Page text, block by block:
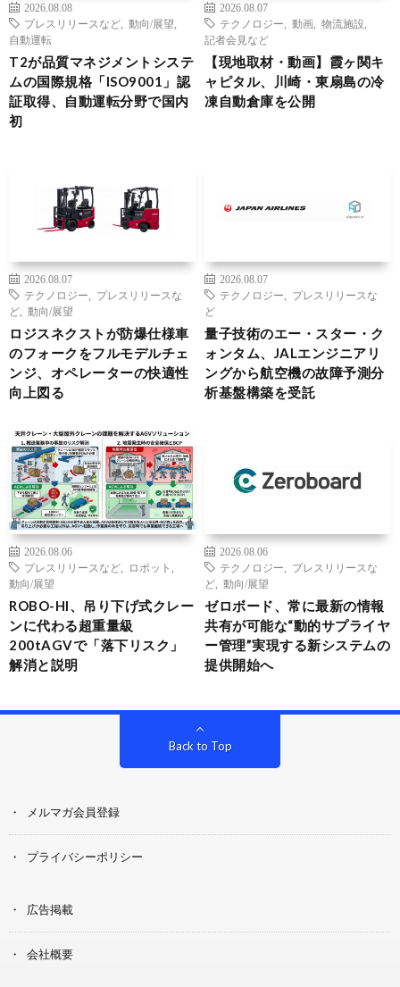
2026.08.08
プレスリリースなど
動向/展望
自動運転
T2が品質マネジメントシステ
ムの国際規格「ISO9001」認
証取得、自動運転分野で国内
初
2026.08.07
テクノロジー
動画 物流施設
記者会見など
【現地取材・動画】霞ヶ関キ
ャピタル、川崎・東扇島の冷
凍自動倉庫を公開
2026.08.07
テクノロジー
プレスリリースな
ど
動向/展望
ロジスネクストが防爆仕様車
のフォークをフルモデルチェ
ンジ、オペレーターの快適性
向上図る
2026.08.07
テクノロジー
プレスリリースな
ど
量子技術のエー・スター・ク
ォンタム、JALエンジニアリ
ングから航空機の故障予測分
析基盤構築を受託
2026.08.06
プレスリリースなど
ロボット
動向/展望
ROBO-HI、吊り下げ式クレー
ンに代わる超重量級
200tAGVで「落下リスク」
解消と説明
2026.08.06
テクノロジー
プレスリリースな
ど
動向/展望
ゼロボード、常に最新の情報
共有が可能な“動的サプライヤ
ー管理”実現する新システムの
提供開始へ
Back to Top
メルマガ会員登録
プライバシーポリシー
広告掲載
会社概要